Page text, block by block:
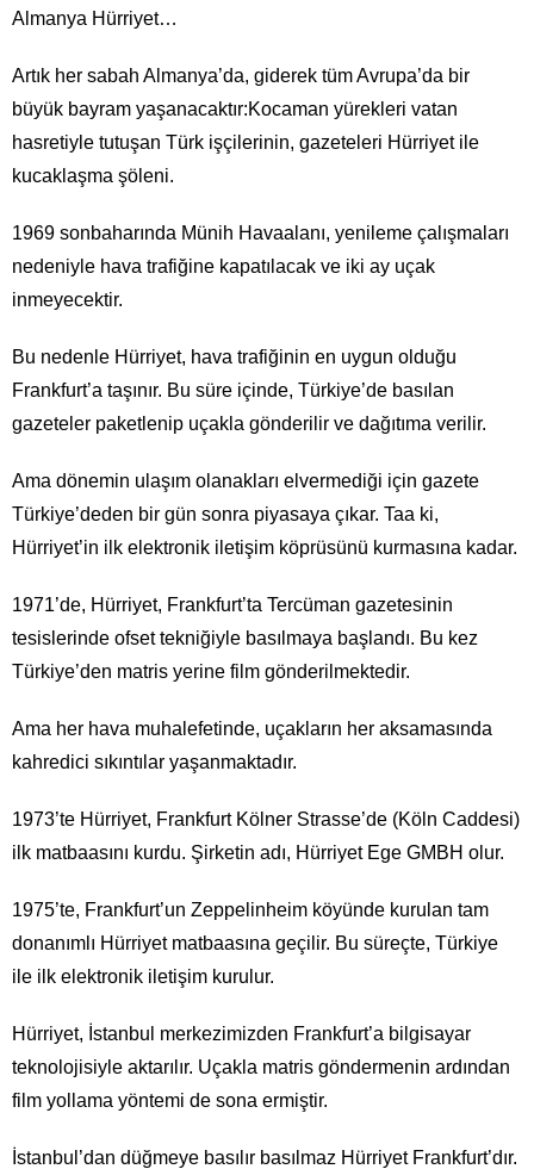
Almanya Hürriyet…
Artık her sabah Almanya’da, giderek tüm Avrupa’da bir
büyük bayram yaşanacaktır:Kocaman yürekleri vatan
hasretiyle tutuşan Türk işçilerinin, gazeteleri Hürriyet ile
kucaklaşma şöleni.
1969 sonbaharında Münih Havaalanı, yenileme çalışmaları
nedeniyle hava trafiğine kapatılacak ve iki ay uçak
inmeyecektir.
Bu nedenle Hürriyet, hava trafiğinin en uygun olduğu
Frankfurt’a taşınır. Bu süre içinde, Türkiye’de basılan
gazeteler paketlenip uçakla gönderilir ve dağıtıma verilir.
Ama dönemin ulaşım olanakları elvermediği için gazete
Türkiye’deden bir gün sonra piyasaya çıkar. Taa ki,
Hürriyet’in ilk elektronik iletişim köprüsünü kurmasına kadar.
1971’de, Hürriyet, Frankfurt’ta Tercüman gazetesinin
tesislerinde ofset tekniğiyle basılmaya başlandı. Bu kez
Türkiye’den matris yerine film gönderilmektedir.
Ama her hava muhalefetinde, uçakların her aksamasında
kahredici sıkıntılar yaşanmaktadır.
1973’te Hürriyet, Frankfurt Kölner Strasse’de (Köln Caddesi)
ilk matbaasını kurdu. Şirketin adı, Hürriyet Ege GMBH olur.
1975’te, Frankfurt’un Zeppelinheim köyünde kurulan tam
donanımlı Hürriyet matbaasına geçilir. Bu süreçte, Türkiye
ile ilk elektronik iletişim kurulur.
Hürriyet, İstanbul merkezimizden Frankfurt’a bilgisayar
teknolojisiyle aktarılır. Uçakla matris göndermenin ardından
film yollama yöntemi de sona ermiştir.
İstanbul’dan düğmeye basılır basılmaz Hürriyet Frankfurt’dır.